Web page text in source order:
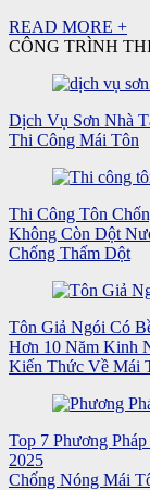
READ MORE +
CÔNG TRÌNH
Dịch Vụ Sơn Nhà
Thi Công Mái Tôn
Thi Công Tôn
Không Còn Dột
Chống Thấm Dột
Tôn Giả Ngói Có
Hơn 10 Năm Kinh
Kiến Thức Về Mái
Top 7 Phương
2025
Chống Nóng Mái